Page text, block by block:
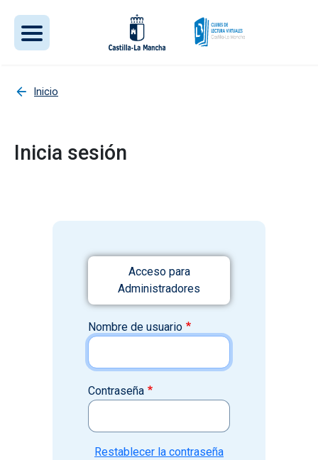
Inicio
Inicia sesión
Acceso para
Administradores
Nombre de usuario
Contraseña
Restablecer la contraseña